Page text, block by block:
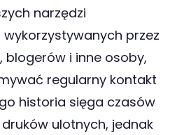
narzędzi
przez
blogerów i inne osoby,
regularny kontakt
historia sięga czasów
ulotnych, jednak